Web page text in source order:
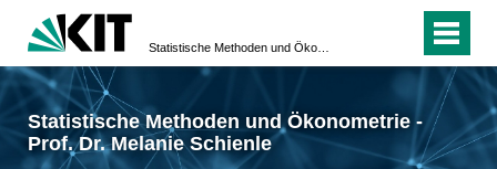
Statistische Methoden und Ökonometrie -
Prof. Dr. Melanie Schienle